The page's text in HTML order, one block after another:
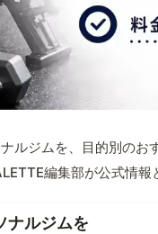
ルジムを、目的別の
編集部が公式情報
ナルジムを